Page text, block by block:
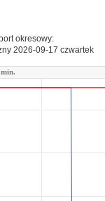
okresowy:
2026-09-17 czwartek